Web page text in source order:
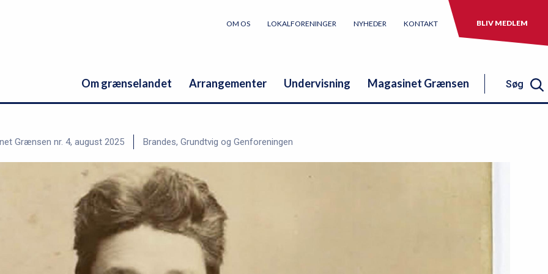
OM OS LOKALFORENINGER NYHEDER KONTAKT BLIV MEDLEM
Om grænselandet Arrangementer Undervisning Magasinet Grænsen Søg
Grænsen nr. 4, august 2025 Brandes, Grundtvig og Genforeningen